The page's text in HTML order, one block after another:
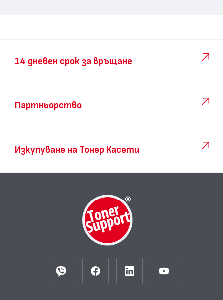
14 дневен срок за връщане
Партньорство
Изкупуване на Тонер Касети